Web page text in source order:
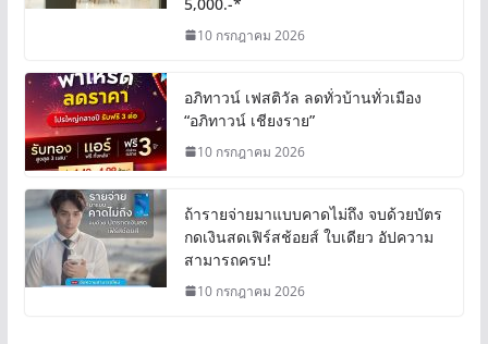
10 กรกฎาคม 2026
อภิทาวน์ เฟสติวัล ลดทั่วบ้านทั่วเมือง
“อภิทาวน์ เชียงราย”
10 กรกฎาคม 2026
ถ้ารายจ่ายมาแบบคาดไม่ถึง จบด้วยบัตร
กดเงินสดเฟิร์สช้อยส์ ใบเดียว อัปความ
สามารถครบ!
10 กรกฎาคม 2026